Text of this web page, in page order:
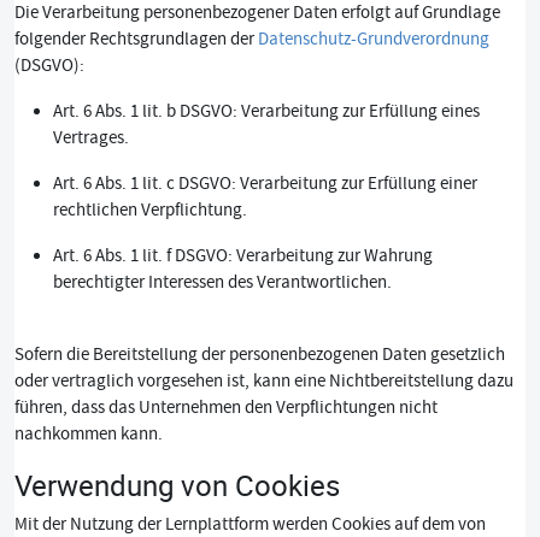
Die Verarbeitung personenbezogener Daten erfolgt auf Grundlage
folgender Rechtsgrundlagen derDatenschutz-Grundverordnung
(DSGVO):
Art. 6 Abs. 1 lit. b DSGVO: Verarbeitung zur Erfüllung eines
Vertrages.
Art. 6 Abs. 1 lit. c DSGVO: Verarbeitung zur Erfüllung einer
rechtlichen Verpflichtung.
Art. 6 Abs. 1 lit. f DSGVO: Verarbeitung zur Wahrung
berechtigter Interessen des Verantwortlichen.
Sofern die Bereitstellung der personenbezogenen Daten gesetzlich
oder vertraglich vorgesehen ist, kann eine Nichtbereitstellung dazu
führen, dass das Unternehmen den Verpflichtungen nicht
nachkommen kann.
Verwendung von Cookies
Mit der Nutzung der Lernplattform werden Cookies auf dem von